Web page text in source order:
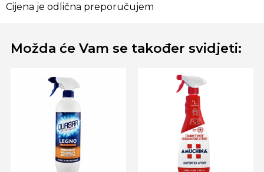
Cijena je odlična preporučujem
Možda će Vam se također svidjeti: